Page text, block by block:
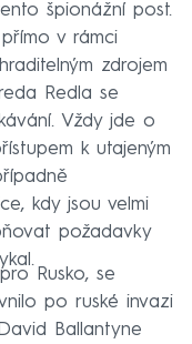
špionážní post.
v rámci
zdrojem
Redla se
Vždy jde o
k utajeným
kdy jsou velmi
požadavky
Rusko, se
po ruské invazi
Ballantyne